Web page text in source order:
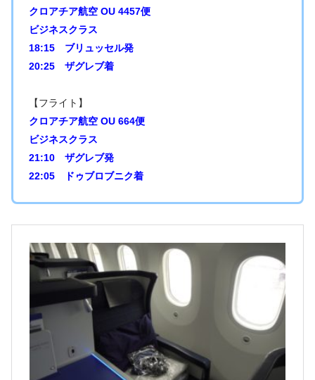
クロアチア航空 OU 4457便
ビジネスクラス
18:15 ブリュッセル発
20:25 ザグレブ着
【フライト】
クロアチア航空 OU 664便
ビジネスクラス
21:10 ザグレブ発
22:05 ドゥブロブニク着